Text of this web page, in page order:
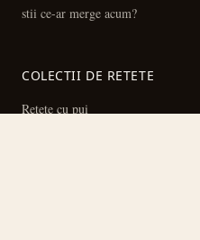
stii ce-ar merge acum?
COLECTII DE RETETE
Retete cu pui